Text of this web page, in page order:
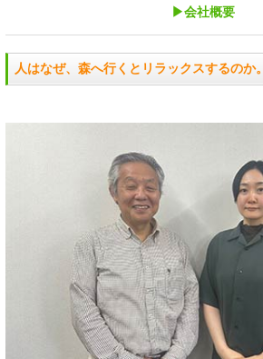
▶会社概要
人はなぜ、森へ行くとリラックスするのか。